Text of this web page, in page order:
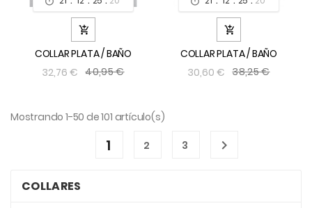

COLLAR PLATA / BAÑO
32,76 € 40,95 €

COLLAR PLATA / BAÑO
30,60 € 38,25 €
Mostrando 1-50 de 101 artículo(s)
1 2 3 
COLLARES